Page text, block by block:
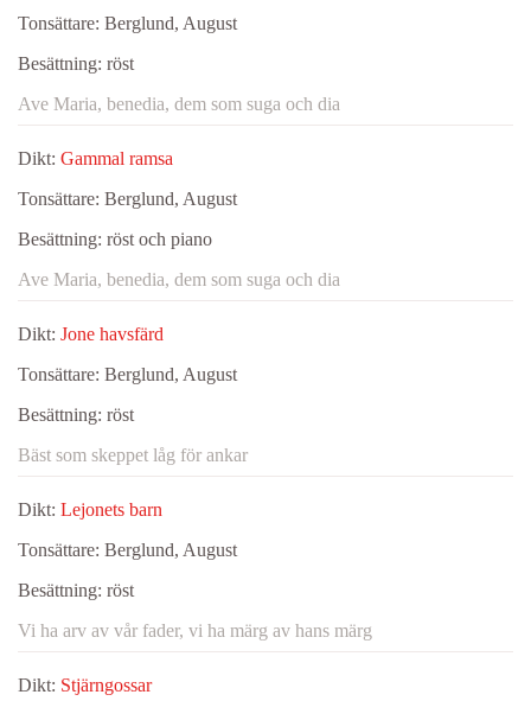
Tonsättare: Berglund, August
Besättning: röst
Ave Maria, benedia, dem som suga och dia
Dikt: Gammal ramsa
Tonsättare: Berglund, August
Besättning: röst och piano
Ave Maria, benedia, dem som suga och dia
Dikt: Jone havsfärd
Tonsättare: Berglund, August
Besättning: röst
Bäst som skeppet låg för ankar
Dikt: Lejonets barn
Tonsättare: Berglund, August
Besättning: röst
Vi ha arv av vår fader, vi ha märg av hans märg
Dikt: Stjärngossar